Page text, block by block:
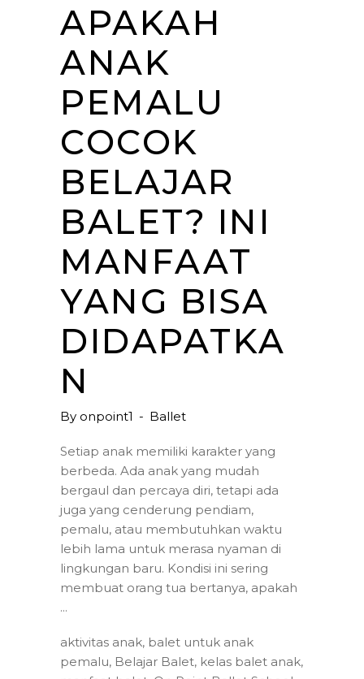
APAKAH
ANAK
PEMALU
COCOK
BELAJAR
BALET? INI
MANFAAT
YANG BISA
DIDAPATKA
N
By onpoint1 Ballet
Setiap anak memiliki karakter yang
berbeda. Ada anak yang mudah
bergaul dan percaya diri, tetapi ada
juga yang cenderung pendiam,
pemalu, atau membutuhkan waktu
lebih lama untuk merasa nyaman di
lingkungan baru. Kondisi ini sering
membuat orang tua bertanya, apakah
aktivitas anak, balet untuk anak
pemalu, Belajar Balet, kelas balet anak,